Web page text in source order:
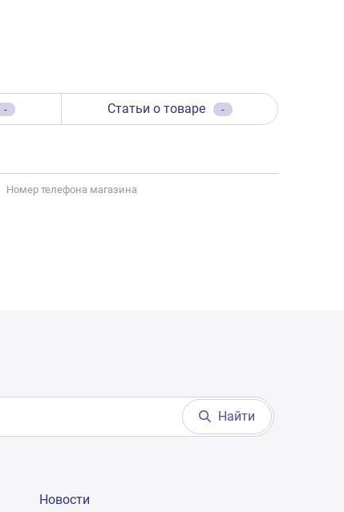
- Статьи о товаре -
Номер телефона магазина
Найти
Новости